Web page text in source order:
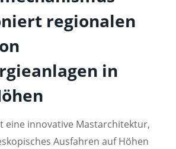
regionalen
in
eine innovative Mastarchitektur,
Ausfahren auf Höhen